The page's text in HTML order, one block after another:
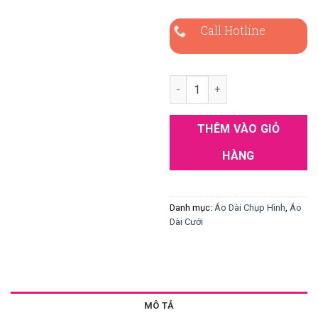
Call Hotline
Áo Dài Cưới Màu Vàng 4 Tà
THÊM VÀO GIỎ
HÀNG
Danh mục: Áo Dài Chụp Hình Áo
Dài Cưới
MÔ TẢ